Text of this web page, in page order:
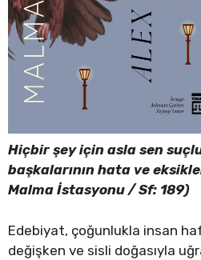
Hiçbir şey için asla sen
başkalarının hata ve
Malma İstasyonu / Sf: 189)
Edebiyat, çoğunlukla insan
değişken ve sisli doğasıyla